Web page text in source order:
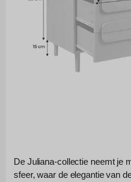
De Juliana-collectie neemt je
sfeer, waar de elegantie van